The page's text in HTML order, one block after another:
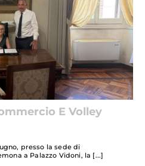
E Volley
presso la sede di
a Palazzo Vidoni, la